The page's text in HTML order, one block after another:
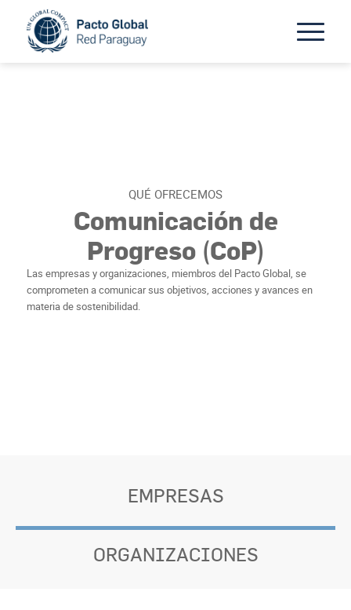
QUÉ OFRECEMOS
Comunicación de
Progreso (CoP)
Las empresas y organizaciones, miembros del Pacto Global, se
comprometen a comunicar sus objetivos, acciones y avances en
materia de sostenibilidad.
EMPRESAS
ORGANIZACIONES